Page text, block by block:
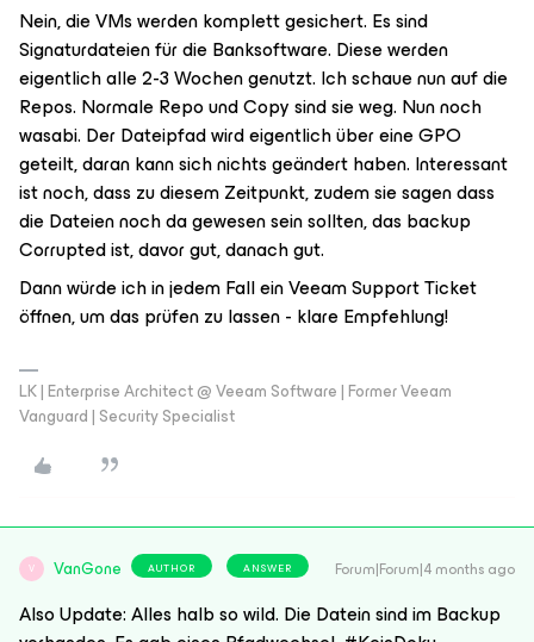
Nein, die VMs werden komplett gesichert. Es sind
Signaturdateien für die Banksoftware. Diese werden
eigentlich alle 2-3 Wochen genutzt. Ich schaue nun auf die
Repos. Normale Repo und Copy sind sie weg. Nun noch
wasabi. Der Dateipfad wird eigentlich über eine GPO
geteilt, daran kann sich nichts geändert haben. Interessant
ist noch, dass zu diesem Zeitpunkt, zudem sie sagen dass
die Dateien noch da gewesen sein sollten, das backup
Corrupted ist, davor gut, danach gut.
Dann würde ich in jedem Fall ein Veeam Support Ticket
öffnen, um das prüfen zu lassen - klare Empfehlung!
LK | Enterprise Architect @ Veeam Software | Former Veeam
Vanguard | Security Specialist
V VanGone AUTHOR ANSWER Forum|Forum|4 months ago
Also Update: Alles halb so wild. Die Datein sind im Backup